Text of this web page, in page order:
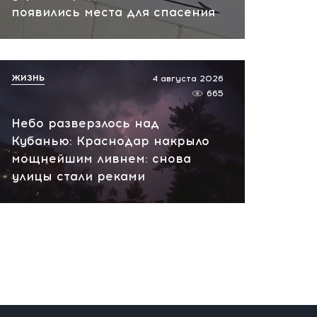
пожар на НПЗ
вчера, 12:18
появились места для спасения
Небо разверзлось над
Кубанью: Краснодар накрыло
мощнейшим ливнем: снова
улицы стали реками
4 августа 2026
665
ЖИЗНЬ